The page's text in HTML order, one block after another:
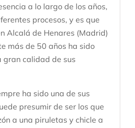
a lo largo de los años,
procesos, y es que
Alcalá de Henares (Madrid)
más de 50 años ha sido
gran calidad de sus
ha sido una de sus
presumir de ser los que
a una piruletas y chicle a